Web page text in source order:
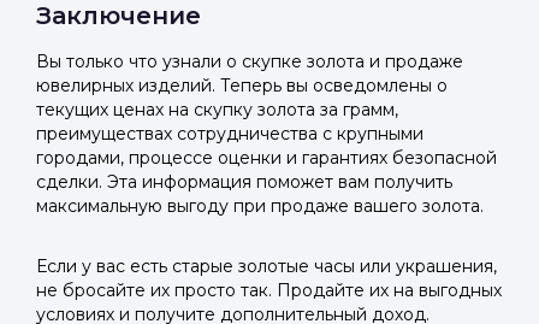
Заключение
Вы только что узнали о скупке золота и продаже
ювелирных изделий. Теперь вы осведомлены о
текущих ценах на скупку золота за грамм,
преимуществах сотрудничества с крупными
городами, процессе оценки и гарантиях безопасной
сделки. Эта информация поможет вам получить
максимальную выгоду при продаже вашего золота.
Если у вас есть старые золотые часы или украшения,
не бросайте их просто так. Продайте их на выгодных
условиях и получите дополнительный доход.